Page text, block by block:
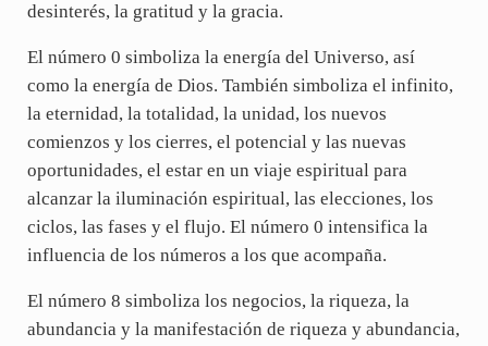
desinterés, la gratitud y la gracia.
El número 0 simboliza la energía del Universo, así
como la energía de Dios. También simboliza el infinito,
la eternidad, la totalidad, la unidad, los nuevos
comienzos y los cierres, el potencial y las nuevas
oportunidades, el estar en un viaje espiritual para
alcanzar la iluminación espiritual, las elecciones, los
ciclos, las fases y el flujo. El número 0 intensifica la
influencia de los números a los que acompaña.
El número 8 simboliza los negocios, la riqueza, la
abundancia y la manifestación de riqueza y abundancia,